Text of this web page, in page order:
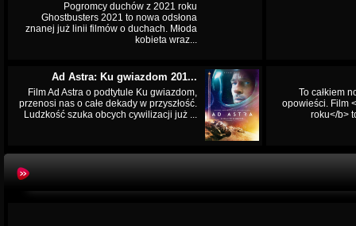
Pogromcy duchów z 2021 roku
Ghostbusters 2021 to nowa odsłona
znanej już linii filmów o duchach. Młoda
kobieta wraz...
Ad Astra: Ku gwiazdom 201...
Film Ad Astra o podtytule Ku gwiazdom,
przenosi nas o całe dekady w przyszłość.
Ludzkość szuka obcych cywilizacji już ...
To całkiem
opowieści. Film
roku</b>